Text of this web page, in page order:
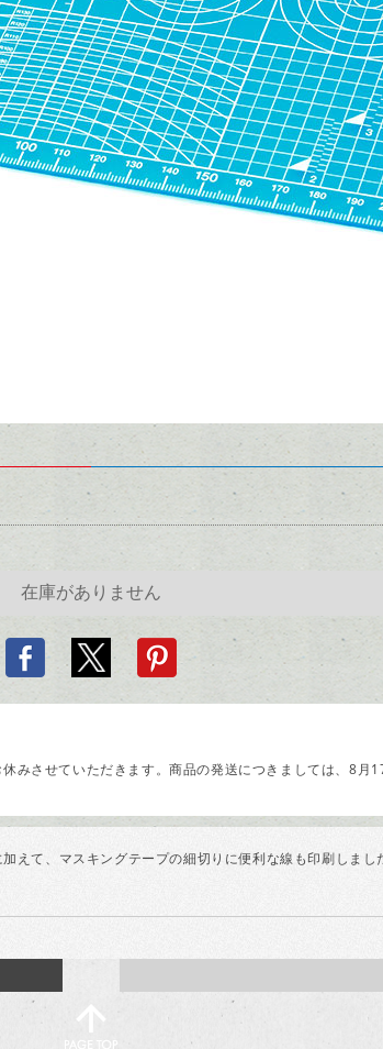
させていただきます。商品の発送につきましては、8
えて、マスキングテープの細切りに便利な線も印刷し